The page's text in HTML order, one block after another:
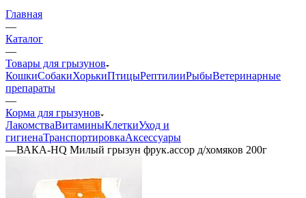
Главная
—
Каталог
—
Товары для грызунов
КошкиСобакиХорькиПтицыРептилииРыбыВетеринарные
препараты
—
Корма для грызунов
ЛакомстваВитаминыКлеткиУход и
гигиенаТранспортировкаАксессуары
—ВАКА-HQ Милый грызун фрук.ассор д/хомяков 200г